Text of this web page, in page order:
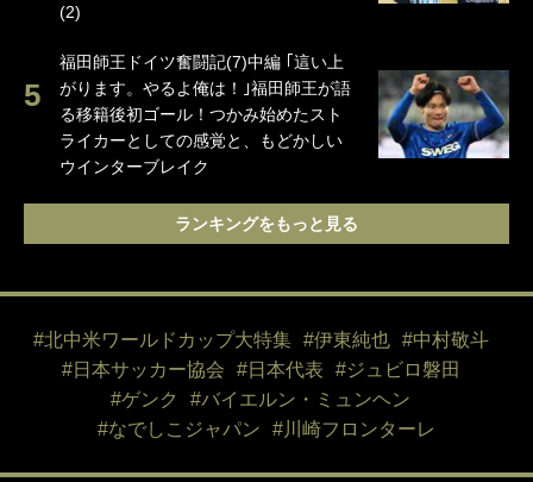
(2)
福田師王ドイツ奮闘記(7)中編 ｢這い上
がります。やるよ俺は！｣福田師王が語
る移籍後初ゴール！つかみ始めたスト
ライカーとしての感覚と、もどかしい
ウインターブレイク
ランキングをもっと見る
#北中米ワールドカップ大特集 #伊東純也
#中村敬斗
#日本サッカー協会
#日本代表
#ジュビロ磐田
#ゲンク
#バイエルン・ミュンヘン
#なでしこジャパン
#川崎フロンターレ